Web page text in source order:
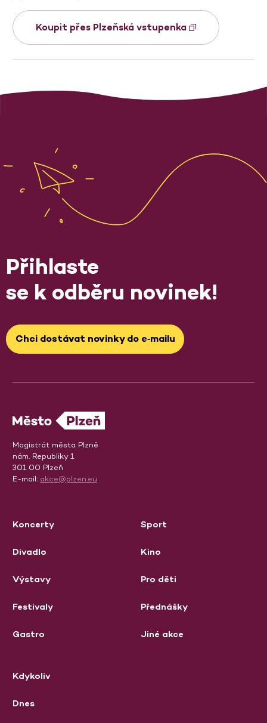
Koupit přes Plzeňská vstupenka
Přihlaste
se k odběru novinek!
Chci dostávat novinky do e‑mailu
Magistrát města Plzně
nám. Republiky 1
301 00 Plzeň
E-mail: akce@plzen.eu
Koncerty
Divadlo
Výstavy
Festivaly
Gastro
Sport
Kino
Pro děti
Přednášky
Jiné akce
Kdykoliv
Dnes